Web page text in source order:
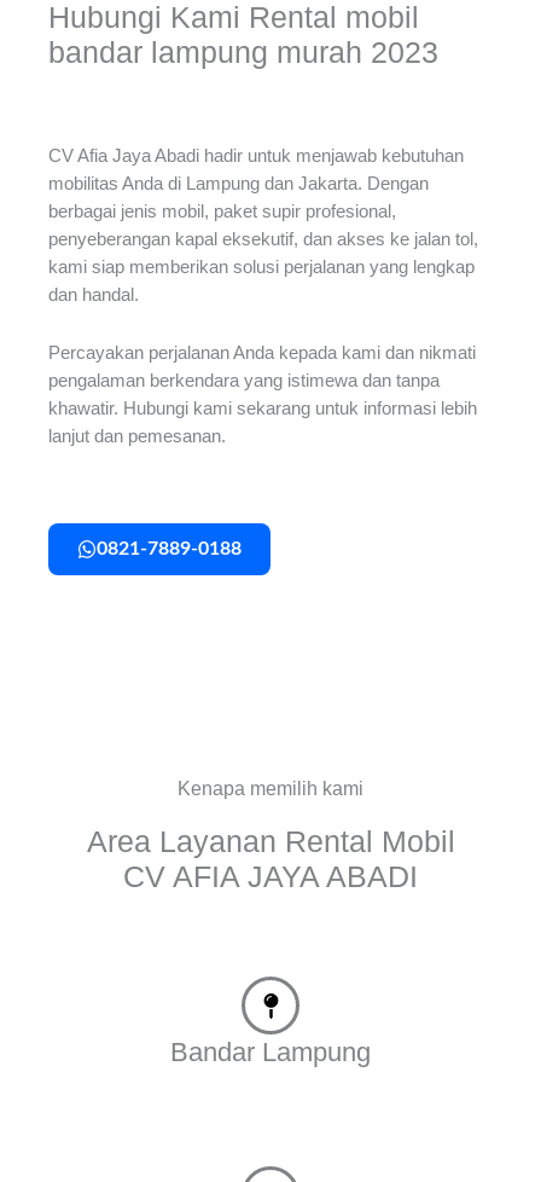
Hubungi Kami Rental mobil
bandar lampung murah 2023
CV Afia Jaya Abadi hadir untuk menjawab kebutuhan
mobilitas Anda di Lampung dan Jakarta. Dengan
berbagai jenis mobil, paket supir profesional,
penyeberangan kapal eksekutif, dan akses ke jalan tol,
kami siap memberikan solusi perjalanan yang lengkap
dan handal.
Percayakan perjalanan Anda kepada kami dan nikmati
pengalaman berkendara yang istimewa dan tanpa
khawatir. Hubungi kami sekarang untuk informasi lebih
lanjut dan pemesanan.
0821-7889-0188
Kenapa memilih kami
Area Layanan Rental Mobil
CV AFIA JAYA ABADI
Bandar Lampung